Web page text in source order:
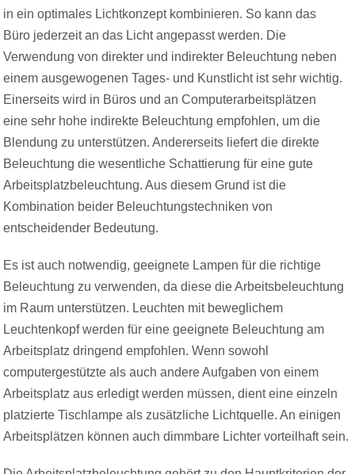
in ein optimales Lichtkonzept kombinieren. So kann das
Büro jederzeit an das Licht angepasst werden. Die
Verwendung von direkter und indirekter Beleuchtung neben
einem ausgewogenen Tages- und Kunstlicht ist sehr wichtig.
Einerseits wird in Büros und an Computerarbeitsplätzen
eine sehr hohe indirekte Beleuchtung empfohlen, um die
Blendung zu unterstützen. Andererseits liefert die direkte
Beleuchtung die wesentliche Schattierung für eine gute
Arbeitsplatzbeleuchtung. Aus diesem Grund ist die
Kombination beider Beleuchtungstechniken von
entscheidender Bedeutung.
Es ist auch notwendig, geeignete Lampen für die richtige
Beleuchtung zu verwenden, da diese die Arbeitsbeleuchtung
im Raum unterstützen. Leuchten mit beweglichem
Leuchtenkopf werden für eine geeignete Beleuchtung am
Arbeitsplatz dringend empfohlen. Wenn sowohl
computergestützte als auch andere Aufgaben von einem
Arbeitsplatz aus erledigt werden müssen, dient eine einzeln
platzierte Tischlampe als zusätzliche Lichtquelle. An einigen
Arbeitsplätzen können auch dimmbare Lichter vorteilhaft sein.